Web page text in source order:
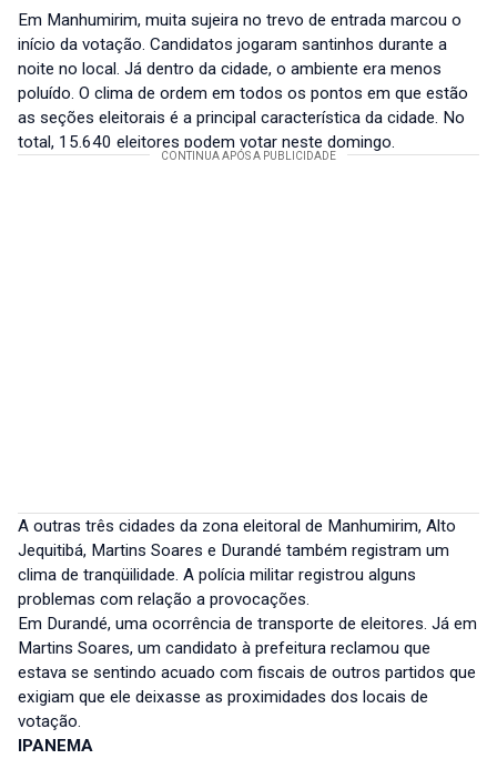
Em Manhumirim, muita sujeira no trevo de entrada marcou o
início da votação. Candidatos jogaram santinhos durante a
noite no local. Já dentro da cidade, o ambiente era menos
poluído. O clima de ordem em todos os pontos em que estão
as seções eleitorais é a principal característica da cidade. No
total, 15.640 eleitores podem votar neste domingo.
A outras três cidades da zona eleitoral de Manhumirim, Alto
Jequitibá, Martins Soares e Durandé também registram um
clima de tranqüilidade. A polícia militar registrou alguns
problemas com relação a provocações.
Em Durandé, uma ocorrência de transporte de eleitores. Já em
Martins Soares, um candidato à prefeitura reclamou que
estava se sentindo acuado com fiscais de outros partidos que
exigiam que ele deixasse as proximidades dos locais de
votação.
IPANEMA